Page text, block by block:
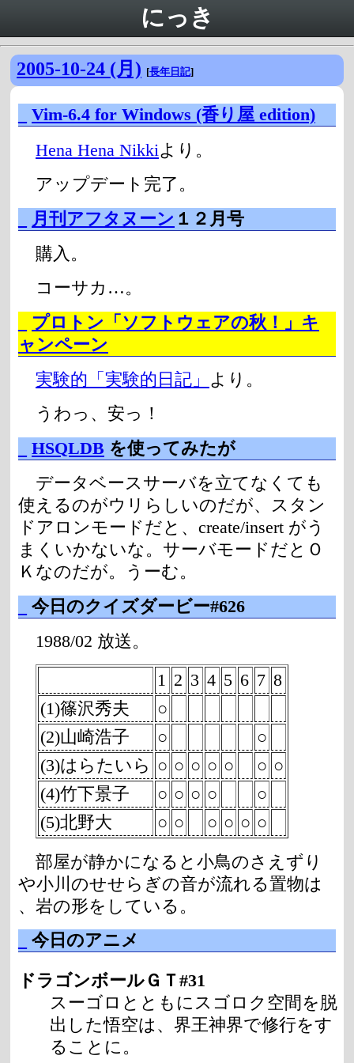
にっき
2005-10-24 (月) [長年日記]
Vim-6.4 for Windows (香り屋 edition)
Hena Hena Nikki より。
アップデート完了。
月刊アフタヌーン １２月号
購入。
コーサカ…。
プロトン「ソフトウェアの秋！」キ
ャンペーン
実験的「実験的日記」 より。
うわっ、安っ！
HSQLDB を使ってみたが
データベースサーバを立てなくても
使えるのがウリらしいのだが、スタン
ドアロンモードだと、create/insert がう
まくいかないな。サーバモードだとＯ
Ｋなのだが。うーむ。
今日のクイズダービー#626
1988/02 放送。
1 2 3 4 5 6 7 8
(1)篠沢秀夫
○
(2)山崎浩子
○
○
(3)はらたいら ○ ○ ○ ○ ○ ○ ○
(4)竹下景子
○ ○ ○ ○
○
(5)北野大
○ ○ ○ ○ ○ ○
部屋が静かになると小鳥のさえずり
や小川のせせらぎの音が流れる置物は
、岩の形をしている。
今日のアニメ
ドラゴンボールＧＴ#31
スーゴロとともにスゴロク空間を脱
出した悟空は、界王神界で修行をす
ることに。